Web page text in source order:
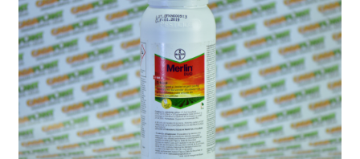
Casa și grădina
Extinde
meniul
copil
Sere și solarii
Extinde
meniul
copil